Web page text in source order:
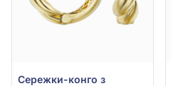
Сережки-конго з